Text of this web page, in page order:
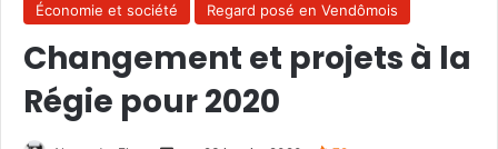
Économie et société Regard posé en Vendômois
Changement et projets à la
Régie pour 2020